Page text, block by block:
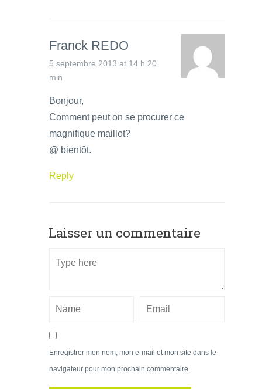
Franck REDO
5 septembre 2013 at 14 h 20
min
Bonjour,
Comment peut on se procurer ce
magnifique maillot?
@ bientôt.
Reply
Laisser un commentaire
Enregistrer mon nom, mon e-mail et mon site dans le
navigateur pour mon prochain commentaire.